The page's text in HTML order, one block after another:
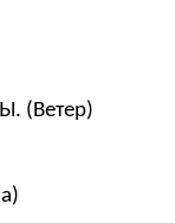
(Ветер)